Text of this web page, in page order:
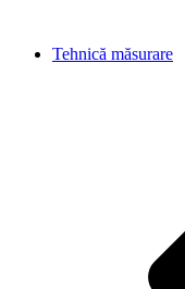
Tehnică măsurare